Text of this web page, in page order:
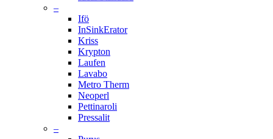
–
Ifö
InSinkErator
Kriss
Krypton
Laufen
Lavabo
Metro Therm
Neoperl
Pettinaroli
Pressalit
–